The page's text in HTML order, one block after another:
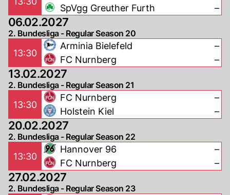
SpVgg Greuther Furth –
06.02.2027
2. Bundesliga - Regular Season 20
13:30
Arminia Bielefeld
FC Nurnberg
–
–
13.02.2027
2. Bundesliga - Regular Season 21
13:30
FC Nurnberg
Holstein Kiel
–
–
20.02.2027
2. Bundesliga - Regular Season 22
13:30
Hannover 96
FC Nurnberg
–
–
27.02.2027
2. Bundesliga - Regular Season 23